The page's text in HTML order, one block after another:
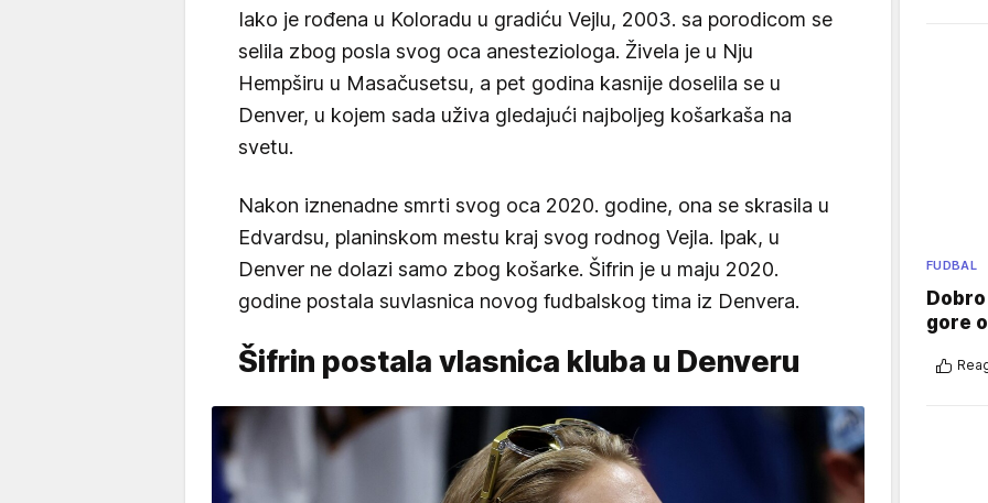
Iako je rođena u Koloradu u gradiću Vejlu, 2003. sa porodicom se
selila zbog posla svog oca anesteziologa. Živela je u Nju
Hempširu u Masačusetsu, a pet godina kasnije doselila se u
Denver, u kojem sada uživa gledajući najboljeg košarkaša na
svetu.
Nakon iznenadne smrti svog oca 2020. godine, ona se skrasila u
Edvardsu, planinskom mestu kraj svog rodnog Vejla. Ipak, u
Denver ne dolazi samo zbog košarke. Šifrin je u maju 2020.
godine postala suvlasnica novog fudbalskog tima iz Denvera.
Šifrin postala vlasnica kluba u Denveru
FUDBAL
gore